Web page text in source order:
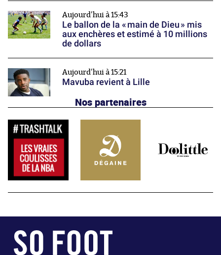
Aujourd'hui à 15:43
Le ballon de la « main de Dieu » mis
aux enchères et estimé à 10 millions
de dollars
Aujourd'hui à 15:21
Mavuba revient à Lille
Nos partenaires